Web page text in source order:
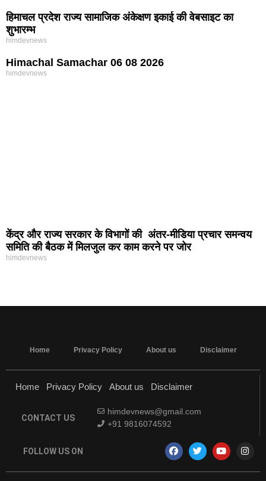
हिमाचल प्रदेश राज्य सामाजिक अंकेक्षण इकाई की वेबसाइट का
शुभारम्भ
himdevnews
Himachal Samachar 06 08 2026
himdevnews
केंद्र और राज्य सरकार के विभागों की अंतर-मीडिया प्रचार समन्वय
समिति की बैठक में मिलजुल कर काम करने पर जोर
himdevnews
Home Privacy Policy About us Disclaimer
Home Privacy Policy About us Disclaimer
CONTACT US
himdevnews@gmail.com
+91 9816074592
FOLLOW US ON